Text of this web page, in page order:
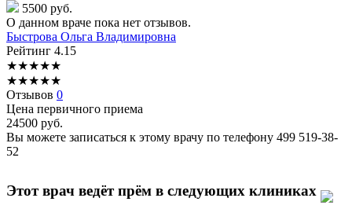
5500 руб.
О данном враче пока нет отзывов.
Быстрова Ольга Владимировна
Рейтинг 4.15
★★★★★
★★★★★
Отзывов 0
Цена первичного приема
24500 руб.
Вы можете записаться к этому врачу по телефону 499 519-38-
52
Этот врач ведёт прём в следующих клиниках